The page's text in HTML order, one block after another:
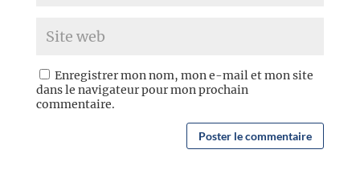
Enregistrer mon nom, mon e-mail et mon site
dans le navigateur pour mon prochain
commentaire.